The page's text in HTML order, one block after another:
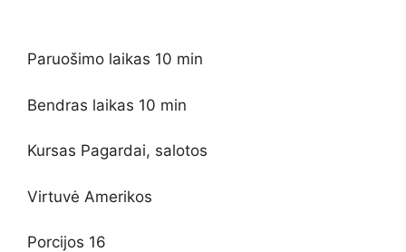
Paruošimo laikas 10 minučių
min
Bendras laikas 10 minučių
min
Kursas Pagardai, salotos
Virtuvė Amerikos
Porcijos 16